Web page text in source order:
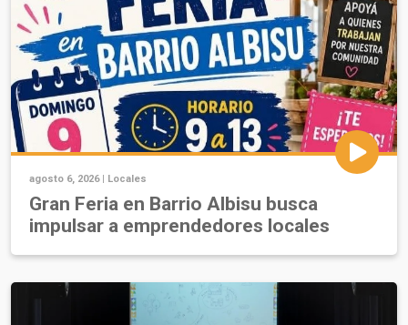
agosto 6, 2026 | Locales
Gran Feria en Barrio Albisu busca
impulsar a emprendedores locales